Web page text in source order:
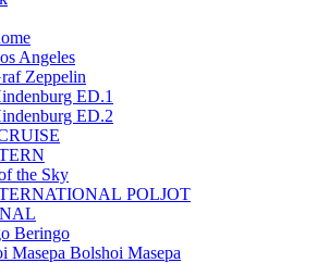
Angeles
Zeppelin
ED.1
ED.2
the Sky
POLJOT
Beringo
Bolshoi Masepa